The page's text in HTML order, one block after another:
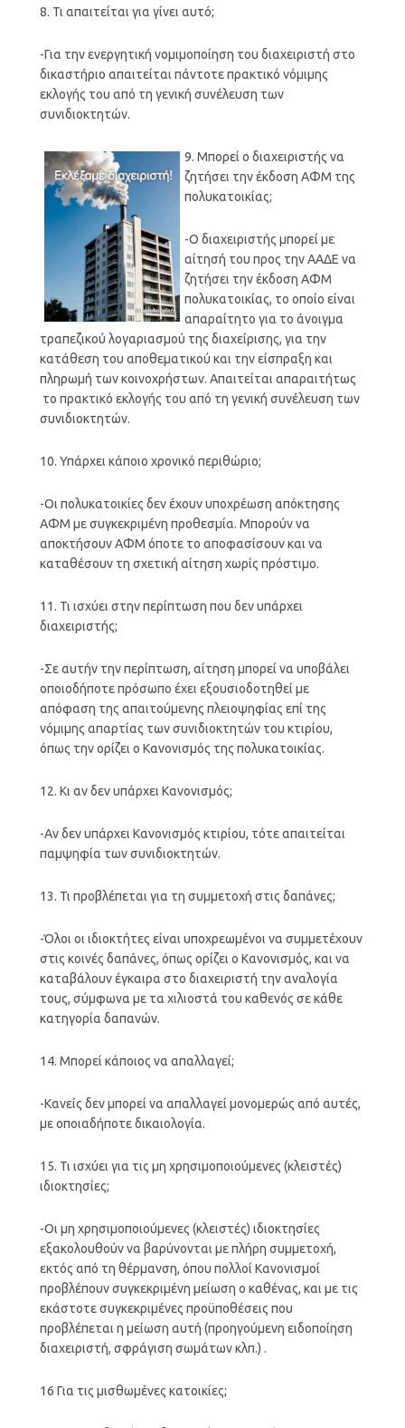
8. Τι απαιτείται για γίνει αυτό;
-Για την ενεργητική νομιμοποίηση του διαχειριστή στο
δικαστήριο απαιτείται πάντοτε πρακτικό νόμιμης
εκλογής του από τη γενική συνέλευση των
συνιδιοκτητών.
9. Μπορεί ο διαχειριστής να
ζητήσει την έκδοση ΑΦΜ της
πολυκατοικίας;
-Ο διαχειριστής μπορεί με
αίτησή του προς την ΑΑΔΕ να
ζητήσει την έκδοση ΑΦΜ
πολυκατοικίας, το οποίο είναι
απαραίτητο για το άνοιγμα
τραπεζικού λογαριασμού της διαχείρισης, για την
κατάθεση του αποθεματικού και την είσπραξη και
πληρωμή των κοινοχρήστων. Απαιτείται απαραιτήτως
το πρακτικό εκλογής του από τη γενική συνέλευση των
συνιδιοκτητών.
10. Υπάρχει κάποιο χρονικό περιθώριο;
-Οι πολυκατοικίες δεν έχουν υποχρέωση απόκτησης
ΑΦΜ με συγκεκριμένη προθεσμία. Μπορούν να
αποκτήσουν ΑΦΜ όποτε το αποφασίσουν και να
καταθέσουν τη σχετική αίτηση χωρίς πρόστιμο.
11. Τι ισχύει στην περίπτωση που δεν υπάρχει
διαχειριστής;
-Σε αυτήν την περίπτωση, αίτηση μπορεί να υποβάλει
οποιοδήποτε πρόσωπο έχει εξουσιοδοτηθεί με
απόφαση της απαιτούμενης πλειοψηφίας επί της
νόμιμης απαρτίας των συνιδιοκτητών του κτιρίου,
όπως την ορίζει ο Κανονισμός της πολυκατοικίας.
12. Κι αν δεν υπάρχει Κανονισμός;
-Αν δεν υπάρχει Κανονισμός κτιρίου, τότε απαιτείται
παμψηφία των συνιδιοκτητών.
13. Τι προβλέπεται για τη συμμετοχή στις δαπάνες;
-Όλοι οι ιδιοκτήτες είναι υποχρεωμένοι να συμμετέχουν
στις κοινές δαπάνες, όπως ορίζει ο Κανονισμός, και να
καταβάλουν έγκαιρα στο διαχειριστή την αναλογία
τους, σύμφωνα με τα χιλιοστά του καθενός σε κάθε
κατηγορία δαπανών.
14. Μπορεί κάποιος να απαλλαγεί;
-Κανείς δεν μπορεί να απαλλαγεί μονομερώς από αυτές,
με οποιαδήποτε δικαιολογία.
15. Τι ισχύει για τις μη χρησιμοποιούμενες (κλειστές)
ιδιοκτησίες;
-Οι μη χρησιμοποιούμενες (κλειστές) ιδιοκτησίες
εξακολουθούν να βαρύνονται με πλήρη συμμετοχή,
εκτός από τη θέρμανση, όπου πολλοί Κανονισμοί
προβλέπουν συγκεκριμένη μείωση ο καθένας, και με τις
εκάστοτε συγκεκριμένες προϋποθέσεις που
προβλέπεται η μείωση αυτή (προηγούμενη ειδοποίηση
διαχειριστή, σφράγιση σωμάτων κλπ.) .
16 Για τις μισθωμένες κατοικίες;